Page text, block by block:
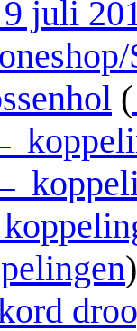
juli
(
)